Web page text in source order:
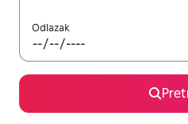
Odlazak